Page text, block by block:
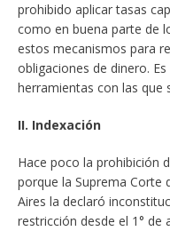
prohibido aplicar tasas
como en buena parte de
estos mecanismos para
obligaciones de dinero.
herramientas con las que
II. Indexación
Hace poco la prohibición
porque la Suprema Corte
Aires la declaró
restricción desde el 1° de